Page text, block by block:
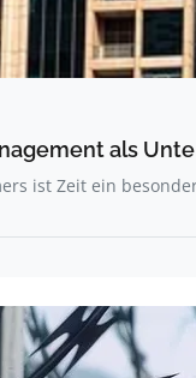
als
ist Zeit ein